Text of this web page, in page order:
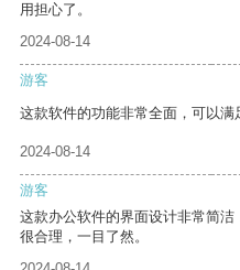
用担心了。
2024-08-14
游客
这款软件的功能非常全面，可以满
2024-08-14
游客
这款办公软件的界面设计非常简
很合理，一目了然。